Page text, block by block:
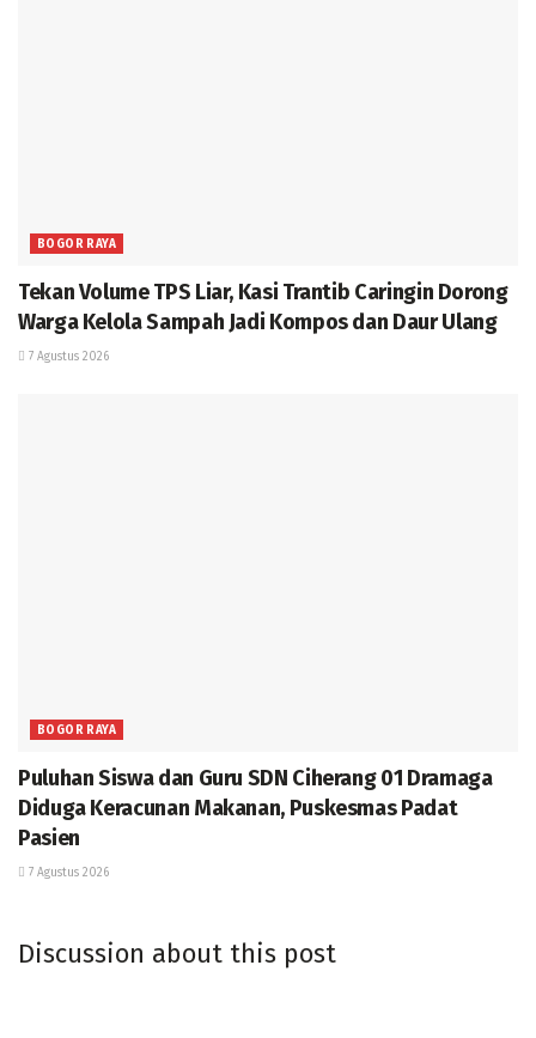
BOGOR RAYA
Tekan Volume TPS Liar, Kasi Trantib Caringin Dorong
Warga Kelola Sampah Jadi Kompos dan Daur Ulang
7 Agustus 2026
BOGOR RAYA
Puluhan Siswa dan Guru SDN Ciherang 01 Dramaga
Diduga Keracunan Makanan, Puskesmas Padat
Pasien
7 Agustus 2026
Discussion about this post